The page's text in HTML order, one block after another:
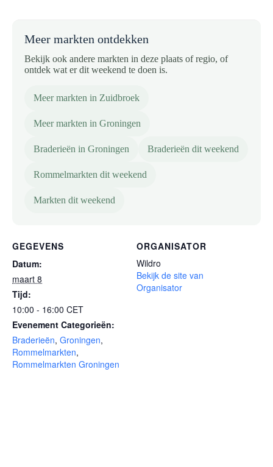
Meer markten ontdekken
Bekijk ook andere markten in deze plaats of regio, of
ontdek wat er dit weekend te doen is.
Meer markten in Zuidbroek
Meer markten in Groningen
Braderieën in Groningen Braderieën dit weekend
Rommelmarkten dit weekend
Markten dit weekend
GEGEVENS
Datum:
maart 8
Tijd:
10:00 - 16:00 CET
Evenement Categorieën:
Braderieën, Groningen,
Rommelmarkten,
Rommelmarkten Groningen
ORGANISATOR
Wildro
Bekijk de site van
Organisator